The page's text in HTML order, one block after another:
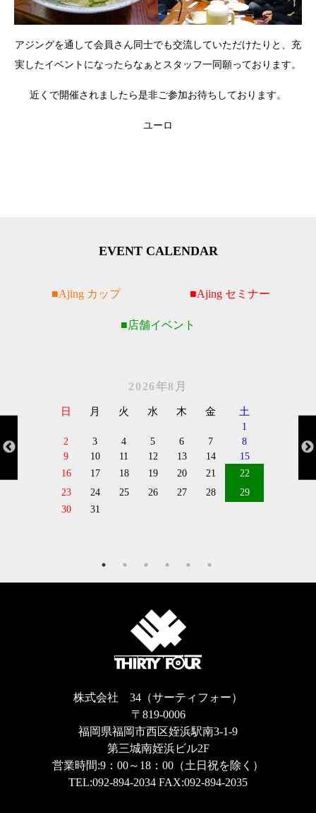
アジングを通して会員さん同士でも交流していただけたりと、充
実したイベントになったらなぁとスタッフ一同願っております。
近くで開催されましたら是非ご参加お待ちしております。
ユーロ
EVENT CALENDAR
Ajing カップ Ajing セミナー
店舗イベント
2026年8月
日 月 火 水 木 金 土
1
2
3 4 5 6 7
8
9
10 11 12 13 14
15
16
17 18 19 20 21
22
23
24 25 26 27 28
29
30
31
株式会社 34（サーティフォー）
〒819-0006
福岡県福岡市西区姪浜駅南3-1-9
第三城南姪浜ビル2F
営業時間:9：00～18：00（土日祝を除く）
TEL:092-894-2034 FAX:092-894-2035